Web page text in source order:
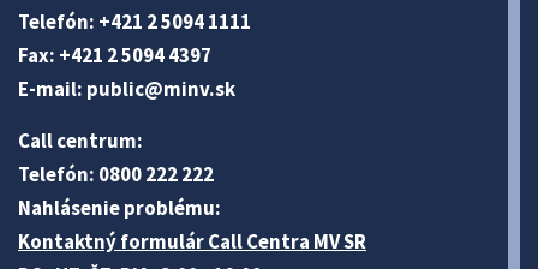
Telefón: +421 2 5094 1111
Fax: +421 2 5094 4397
E-mail: public@minv.sk
Call centrum:
Telefón: 0800 222 222
Nahlásenie problému:
Kontaktný formulár Call Centra MV SR